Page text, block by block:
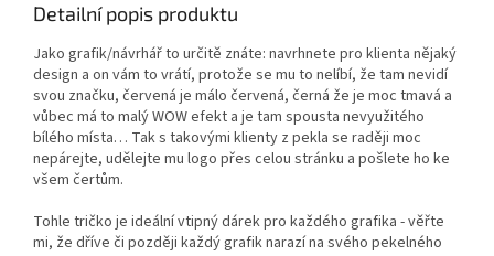
Detailní popis produktu
Jako grafik/návrhář to určitě znáte: navrhnete pro klienta nějaký
design a on vám to vrátí, protože se mu to nelíbí, že tam nevidí
svou značku, červená je málo červená, černá že je moc tmavá a
vůbec má to malý WOW efekt a je tam spousta nevyužitého
bílého místa… Tak s takovými klienty z pekla se raději moc
nepárejte, udělejte mu logo přes celou stránku a pošlete ho ke
všem čertům.
Tohle tričko je ideální vtipný dárek pro každého grafika - věřte
mi, že dříve či později každý grafik narazí na svého pekelného